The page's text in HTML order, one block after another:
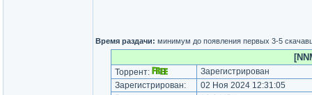
Время раздачи: минимум до появления первых 3-5
Торрент:
Зарегистрирован
Зарегистрирован:
02 Ноя 2024 12:31:05